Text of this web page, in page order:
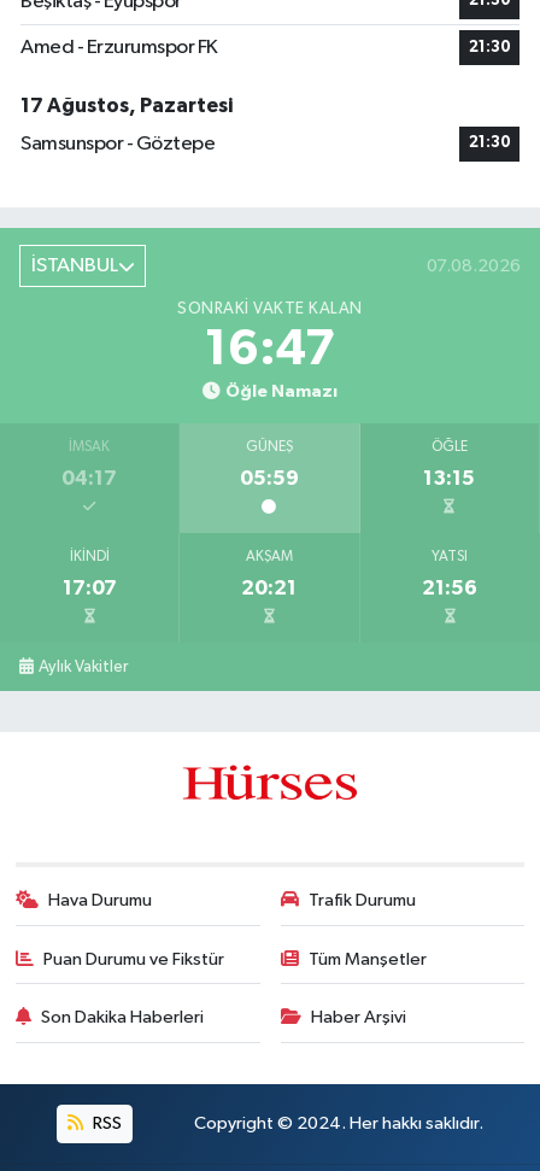
Amed - Erzurumspor FK 21:30
17 Ağustos, Pazartesi
Samsunspor - Göztepe
21:30
İSTANBUL 07.08.2026
SONRAKI VAKTE KALAN
16:46
Öğle Namazı
İMSAK
04:17
GÜNEŞ
05:59
ÖĞLE
13:15
İKINDI
17:07
AKŞAM
20:21
YATSI
21:56
Aylık Vakitler
Hava Durumu Trafik Durumu
Puan Durumu ve Fikstür Tüm Manşetler
Son Dakika Haberleri Haber Arşivi
RSS Copyright © 2024. Her hakkı saklıdır.